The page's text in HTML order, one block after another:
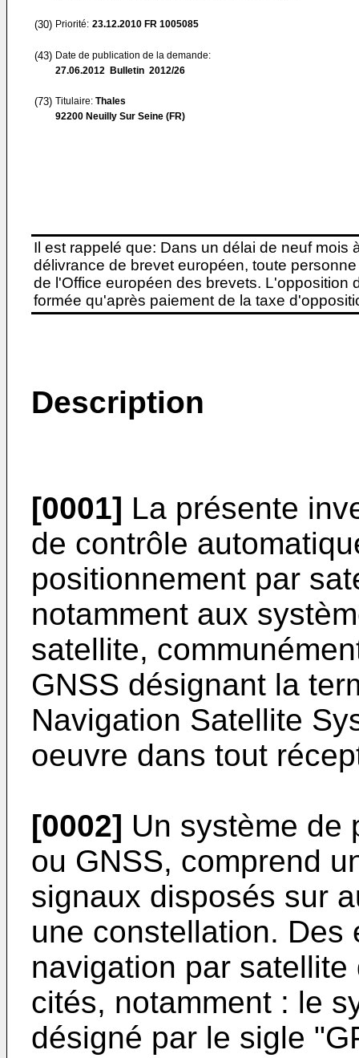
(30) Priorité: 23.12.2010 FR 1005085
(43) Date de publication de la demande:
27.06.2012 Bulletin 2012/26
(73) Titulaire: Thales
92200 Neuilly Sur Seine (FR)
Il est rappelé que: Dans un délai de neuf
délivrance de brevet européen, toute
de l'Office européen des brevets. L'opposition
formée qu'après paiement de la taxe
Description
[0001] La présente
de contrôle
positionnement par
notamment aux
satellite,
GNSS désignant la
Navigation Satellite
oeuvre dans tout
[0002] Un système de
ou GNSS, comprend
signaux disposés sur
une constellation. Des
navigation par
cités, notamment : le
désigné par le sigle